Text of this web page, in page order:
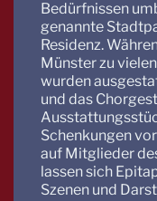
Bedürfnissen
genannte
Residenz.
Münster zu
wurden
und das
Schenkungen
auf Mitglieder
lassen sich
Szenen und